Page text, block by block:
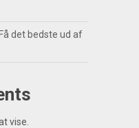
det bedste ud af
vise.